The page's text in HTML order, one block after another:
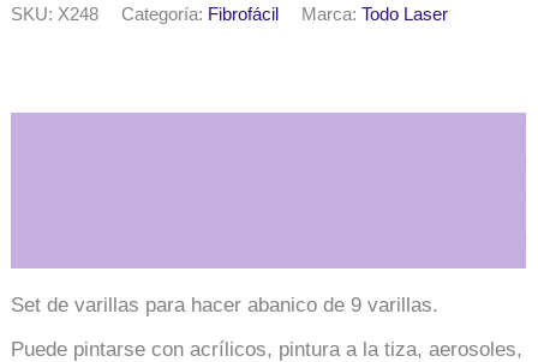
MDF
SKU: X248 Categoría: Fibrofácil Marca:Todo Laser
Set de varillas para hacer abanico de 9 varillas.
Puede pintarse con acrílicos, pintura a la tiza, aerosoles,